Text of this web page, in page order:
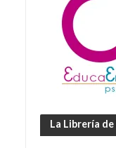
La Librería